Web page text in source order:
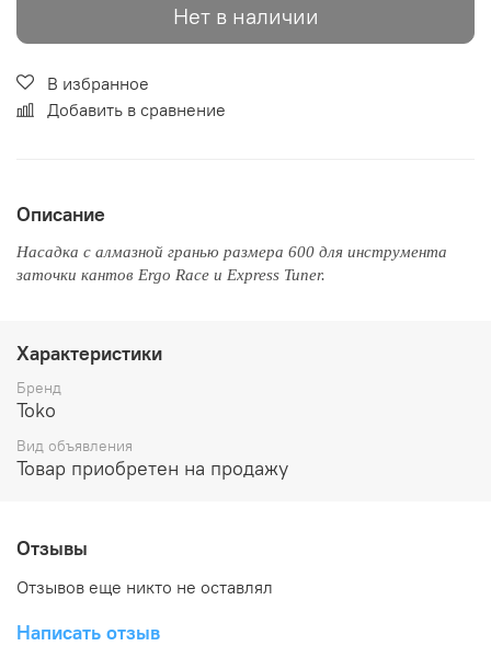
Нет в наличии
В избранное
Добавить в сравнение
Описание
Насадка с алмазной гранью размера 600 для инструмента
заточки кантов Ergo Race и Express Tuner.
Характеристики
Бренд
Toko
Вид объявления
Товар приобретен на продажу
Отзывы
Отзывов еще никто не оставлял
Написать отзыв